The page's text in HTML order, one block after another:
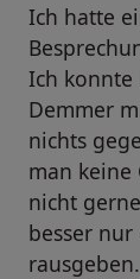
Ich hatte
Ich konnte
Demmer
nichts
man keine
nicht
besser
rausgeben.